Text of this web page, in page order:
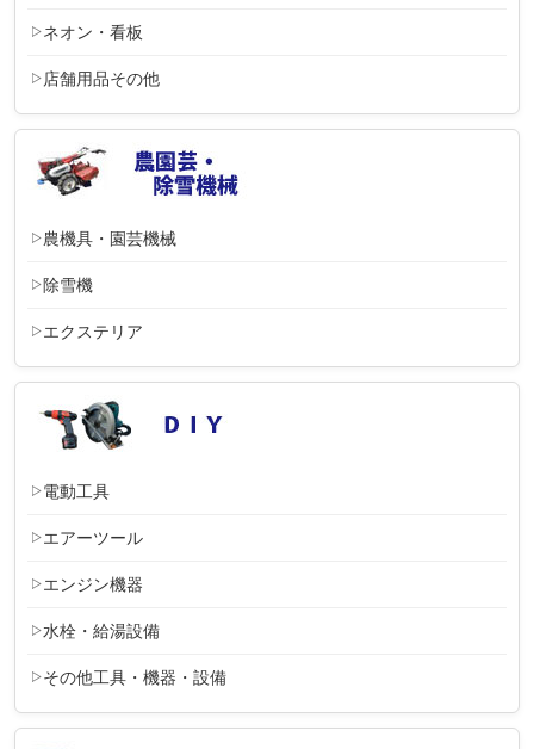
ネオン・看板
店舗用品その他
農機具・園芸機械
除雪機
エクステリア
電動工具
エアーツール
エンジン機器
水栓・給湯設備
その他工具・機器・設備